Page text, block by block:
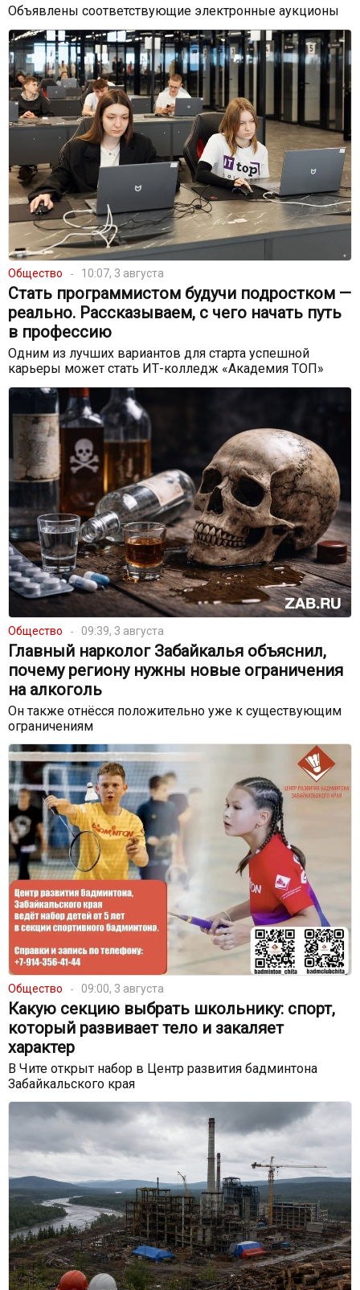
Объявлены соответствующие электронные аукционы
Общество 10:07, 3 августа
Стать программистом будучи подростком —
реально. Рассказываем, с чего начать путь
в профессию
Одним из лучших вариантов для старта успешной
карьеры может стать ИТ-колледж «Академия ТОП»
Общество 09:39, 3 августа
Главный нарколог Забайкалья объяснил,
почему региону нужны новые ограничения
на алкоголь
Он также отнёсся положительно уже к существующим
ограничениям
Общество 09:00, 3 августа
Какую секцию выбрать школьнику: спорт,
который развивает тело и закаляет
характер
В Чите открыт набор в Центр развития бадминтона
Забайкальского края